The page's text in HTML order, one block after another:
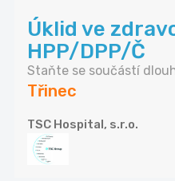
Úklid ve
HPP/DPP/Č
Staňte se součástí
Třinec
TSC Hospital, s.r.o.